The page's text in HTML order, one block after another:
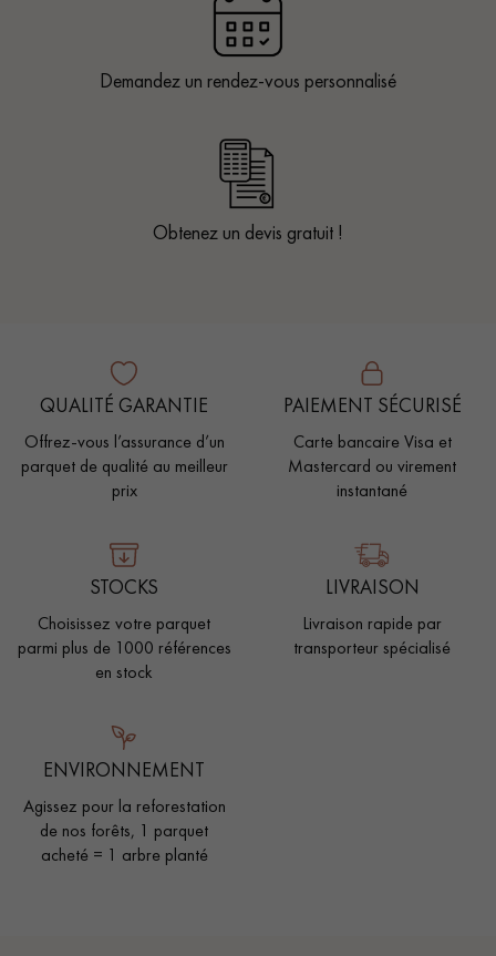
Demandez un rendez-vous personnalisé
Obtenez un devis gratuit !
QUALITÉ GARANTIE
Offrez-vous l’assurance d’un
parquet de qualité au meilleur
prix
PAIEMENT SÉCURISÉ
Carte bancaire Visa et
Mastercard ou virement
instantané
STOCKS
Choisissez votre parquet
parmi plus de 1000 références
en stock
LIVRAISON
Livraison rapide par
transporteur spécialisé
ENVIRONNEMENT
Agissez pour la reforestation
de nos forêts, 1 parquet
acheté = 1 arbre planté